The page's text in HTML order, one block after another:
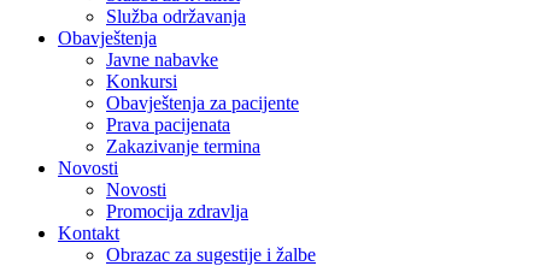
Služba održavanja
Obavještenja
Javne nabavke
Konkursi
Obavještenja za pacijente
Prava pacijenata
Zakazivanje termina
Novosti
Novosti
Promocija zdravlja
Kontakt
Obrazac za sugestije i žalbe